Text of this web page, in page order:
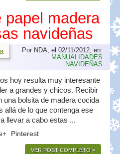
papel madera
navideñas
Por NDA, el 02/11/2012, en:
MANUALIDADES
NAVIDEÑAS
hoy resulta muy interesante
a grandes y chicos. Recibir
una bolsita de madera cocida
allá de lo que contenga ese
llevar a cabo estas ...
Pinterest
VER POST COMPLETO »